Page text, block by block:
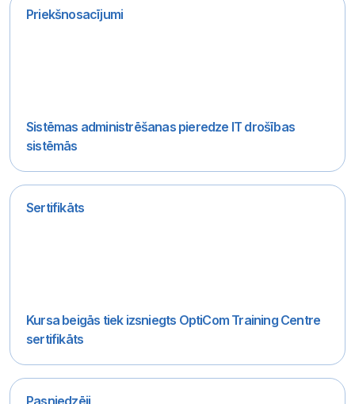
Priekšnosacījumi
Sistēmas administrēšanas pieredze IT drošības
sistēmās
Sertifikāts
Kursa beigās tiek izsniegts OptiCom Training Centre
sertifikāts
Pasniedzēji